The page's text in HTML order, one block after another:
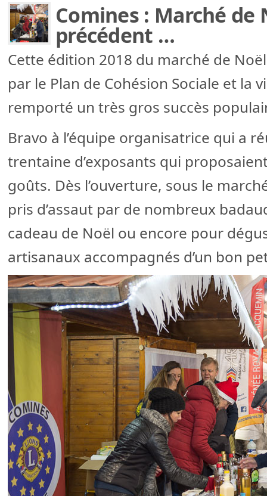
Comines : Marché de
précédent …
Cette édition 2018 du marché de
par le Plan de Cohésion Sociale et la
remporté un très gros succès
Bravo à l’équipe organisatrice qui a
trentaine d’exposants qui
goûts. Dès l’ouverture, sous le
pris d’assaut par de nombreux
cadeau de Noël ou encore pour
artisanaux accompagnés d’un bon